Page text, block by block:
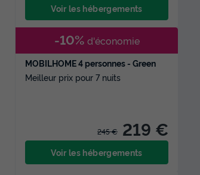
Voir les hébergements
MOBILHOME 4 personnes - Green
Meilleur prix pour 7 nuits
245 € 219 €
-10% d'économie
Voir les hébergements